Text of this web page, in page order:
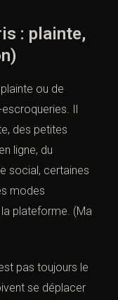
: plainte,
ou de
Il
des petites
ligne, du
social, certaines
modes
plateforme. (Ma
pas toujours le
se déplacer